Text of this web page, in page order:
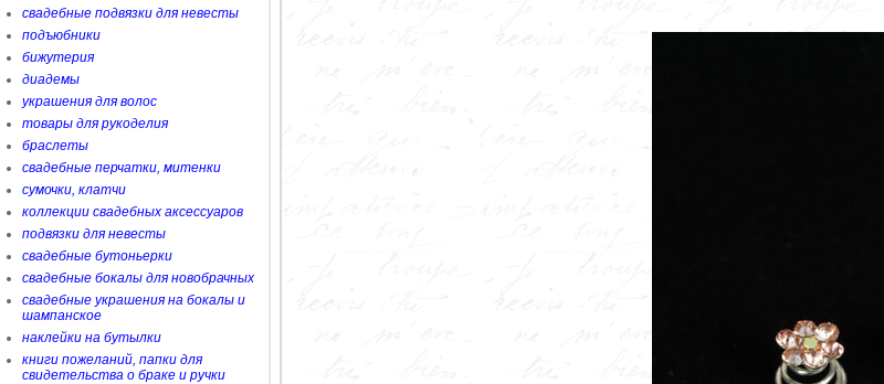
свадебные подвязки для невесты
подъюбники
бижутерия
диадемы
украшения для волос
товары для рукоделия
браслеты
свадебные перчатки, митенки
сумочки, клатчи
коллекции свадебных аксессуаров
подвязки для невесты
свадебные бутоньерки
свадебные бокалы для новобрачных
свадебные украшения на бокалы и
шампанское
наклейки на бутылки
книги пожеланий, папки для
свидетельства о браке и ручки